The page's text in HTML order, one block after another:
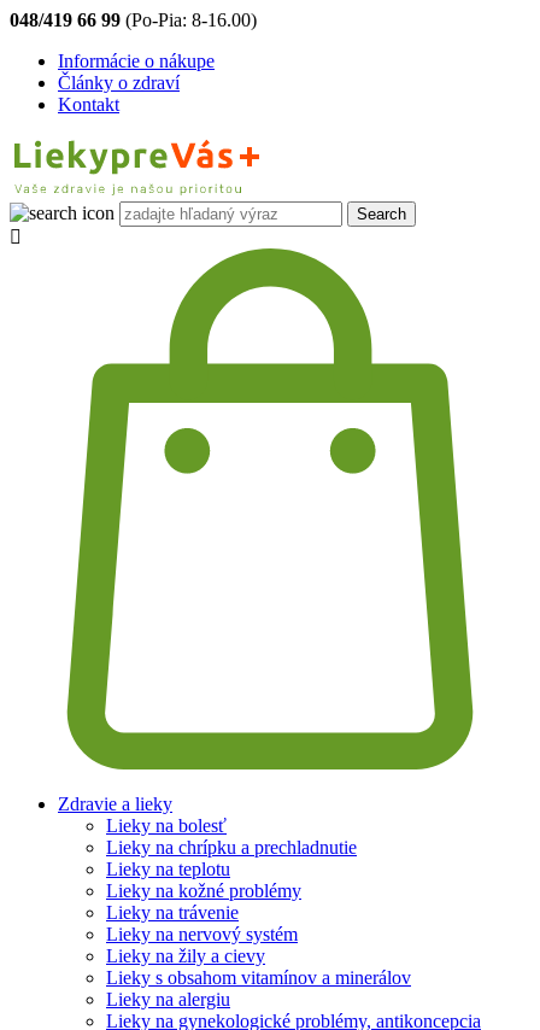
048/419 66 99 (Po-Pia: 8-16.00)
Informácie o nákupe
Články o zdraví
Kontakt
Zdravie a lieky
Lieky na bolesť
Lieky na chrípku a prechladnutie
Lieky na teplotu
Lieky na kožné problémy
Lieky na trávenie
Lieky na nervový systém
Lieky na žily a cievy
Lieky s obsahom vitamínov a minerálov
Lieky na alergiu
Lieky na gynekologické problémy, antikoncepcia